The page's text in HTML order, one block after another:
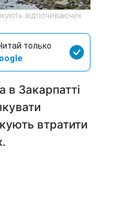
відпочиваючих
только
в Закарпатті
втратити